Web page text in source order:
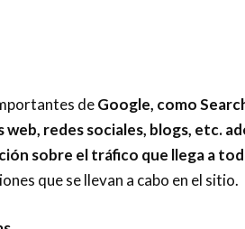
deGoogle, como
redes sociales, blogs, etc.
sobre el tráfico que llega a
que se llevan a cabo en el sitio.